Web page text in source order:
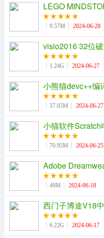
9.57M 2024-06-28
1.24G 2024-06-27
37.05M 2024-06-27
70.95M 2024-06-25
49M 2024-06-18
6.22G 2024-06-17